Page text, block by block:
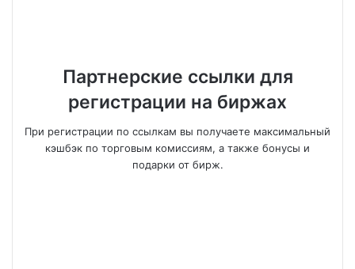
Партнерские ссылки для
регистрации на биржах
При регистрации по ссылкам вы получаете максимальный
кэшбэк по торговым комиссиям, а также бонусы и
подарки от бирж.